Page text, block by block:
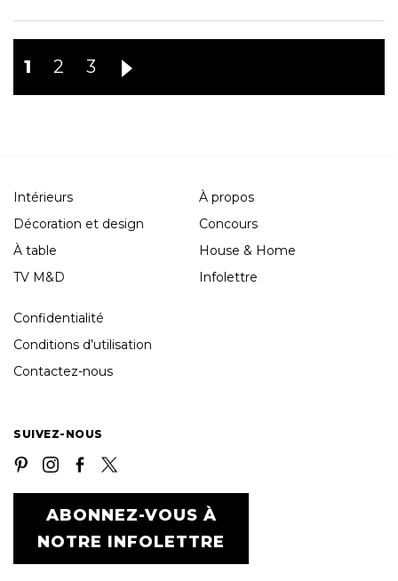
1 2 3
Intérieurs
Décoration et design
À table
TV M&D
À propos
Concours
House & Home
Infolettre
Confidentialité
Conditions d’utilisation
Contactez-nous
SUIVEZ-NOUS
ABONNEZ-VOUS À
NOTRE INFOLETTRE